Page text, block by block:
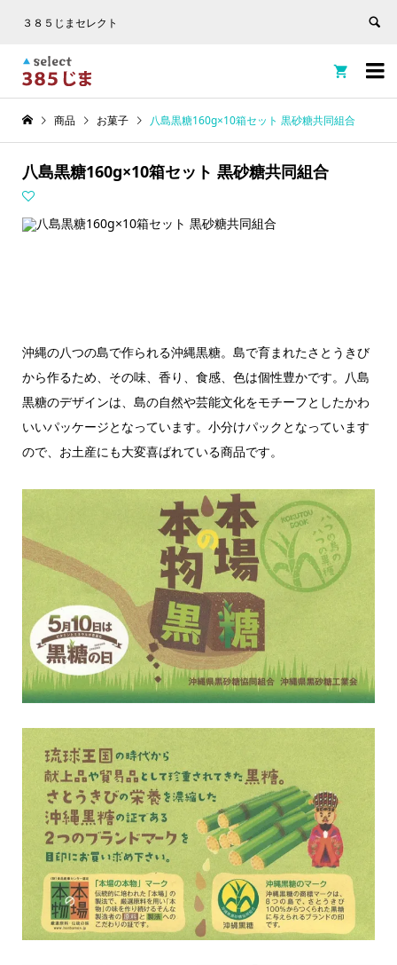
３８５じまセレクト


商品 お菓子 八島黒糖160g×10箱セット 黒砂糖共同組合
八島黒糖160g×10箱セット 黒砂糖共同組合
沖縄の八つの島で作られる沖縄黒糖。島で育まれたさとうきび
から作るため、その味、香り、食感、色は個性豊かです。八島
黒糖のデザインは、島の自然や芸能文化をモチーフとしたかわ
いいパッケージとなっています。小分けパックとなっています
ので、お土産にも大変喜ばれている商品です。